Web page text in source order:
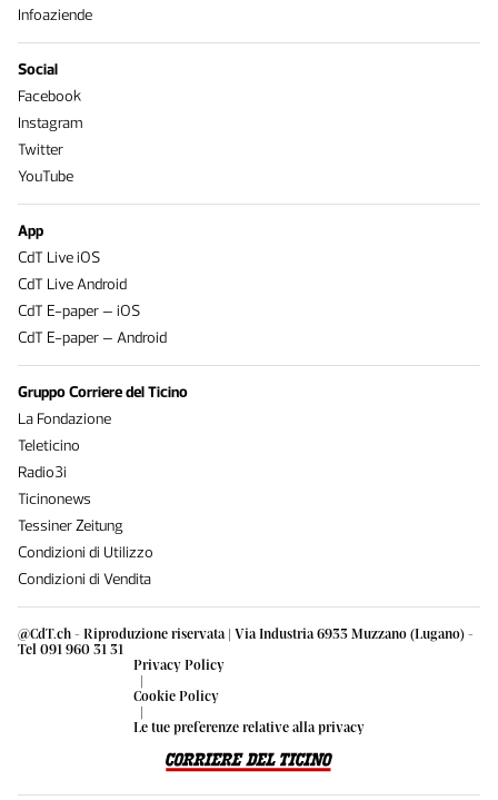
@CdT.ch - Riproduzione riservata | Via Industria 6933 Muzzano (Lugano) -
Tel 091 960 31 31
Privacy Policy
|
Cookie Policy
|
Le tue preferenze relative alla privacy
Infoaziende
Social
Facebook
Instagram
Twitter
YouTube
App
CdT Live iOS
CdT Live Android
CdT E-paper – iOS
CdT E-paper – Android
Gruppo Corriere del Ticino
La Fondazione
Teleticino
Radio3i
Ticinonews
Tessiner Zeitung
Condizioni di Utilizzo
Condizioni di Vendita